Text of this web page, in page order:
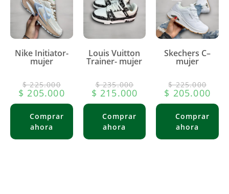
Nike Initiator-
mujer
$225.000
$ 205.000
Louis Vuitton
Trainer- mujer
$235.000
$ 215.000
Skechers C–
mujer
$225.000
$ 205.000